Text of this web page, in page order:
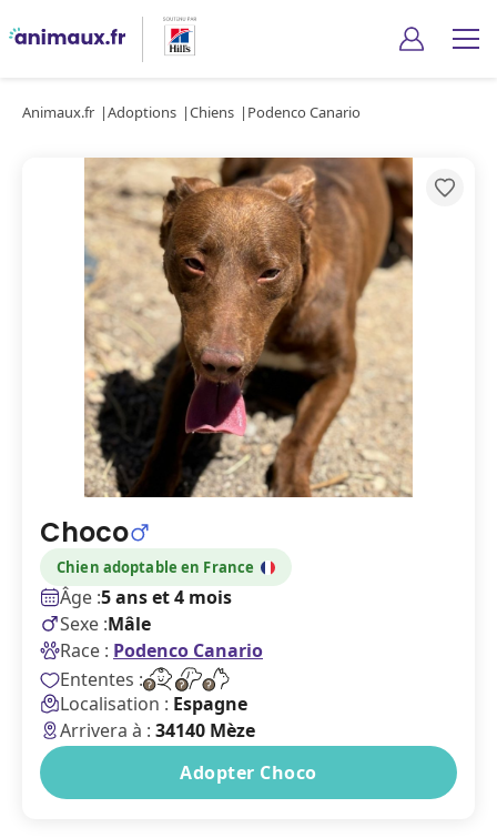
Animaux.fr Adoptions Chiens Podenco Canario
Choco
Chien adoptable en France
Âge :5 ans et 4 mois
Sexe :Mâle
Race : Podenco Canario
Ententes :
Localisation : Espagne
Arrivera à : 34140 Mèze
Adopter Choco